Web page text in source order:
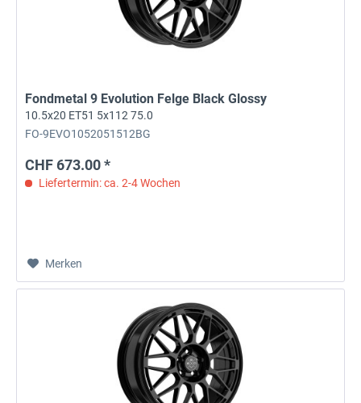
Fondmetal 9 Evolution Felge Black Glossy
10.5x20 ET51 5x112 75.0
FO-9EVO1052051512BG
CHF 673.00 *
Liefertermin: ca. 2-4 Wochen
Merken